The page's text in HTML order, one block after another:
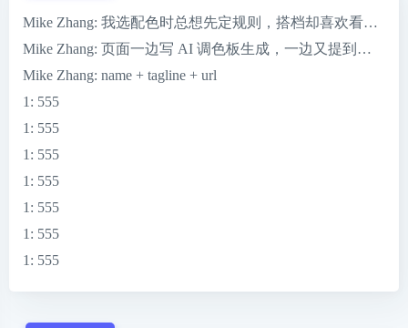
Mike Zhang: 我选配色时总想先定规则，搭档却喜欢看到
Mike Zhang: 页面一边写 AI 调色板生成，一边又提到一键完
Mike Zhang: name + tagline + url
1 : 555
1 : 555
1 : 555
1 : 555
1 : 555
1 : 555
1 : 555